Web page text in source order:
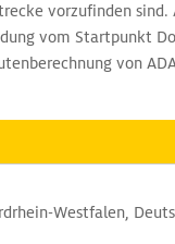
vorzufinden sind.
vom Startpunkt
von
Westfalen,